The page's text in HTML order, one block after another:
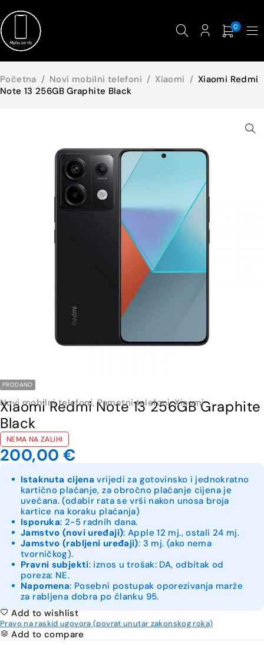
0
Početna / Novi mobilni telefoni / Xiaomi / Xiaomi Redmi
Note 13 256GB Graphite Black
PRODANO
Novi mobilni telefoni,Pametni telefoni,Xiaomi
Xiaomi Redmi Note 13 256GB Graphite
Black
NEMA NA ZALIHI
200,00 €
Istaknuta cijena vrijedi za gotovinsko i jednokratno
kartično plaćanje, za obročno plaćanje cijena je
uvećana. (odabir rata se vrši nakon unosa broja
kartice na koraku plaćanja)
Isporuka: 2-5 radnih dana.
Jamstvo (novi uređaji): Apple 12 mj., ostali 24 mj.
Jamstvo (rabljeni uređaji): 3 mj. (ako nema
tvorničkog).
Pravni subjekti: iznos u trošak: DA, odbitak od
poreza: NE.
Napomena: Posebni postupak oporezivanja marže
za rabljena dobra po članku 95.
Add to wishlist
Pravo na raskid ugovora (povrat unutar zakonskog roka)
Add to compare